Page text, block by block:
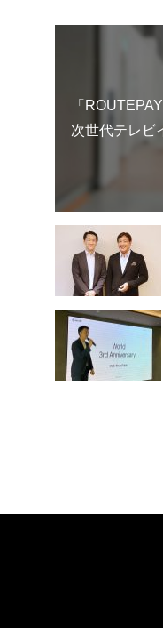
「
次世代テレビ